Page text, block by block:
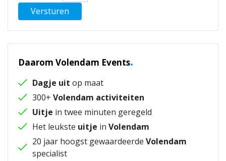
Versturen
Daarom Volendam Events.
Dagje uit op maat
300+ Volendam activiteiten
Uitje in twee minuten geregeld
Het leukste uitje in Volendam
20 jaar hoogst gewaardeerde Volendam
specialist